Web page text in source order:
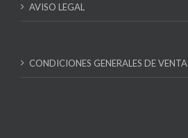
AVISO LEGAL
CONDICIONES GENERALES DE VENTA